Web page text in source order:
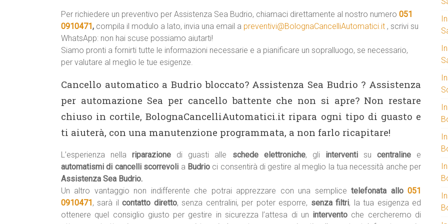
Per richiedere un preventivo per Assistenza Sea Budrio, chiamaci direttamente al nostro numero 051
0910471, compila il modulo a lato, invia una email a preventivi@BolognaCancelliAutomatici.it , scrivi su
WhatsApp: non hai scuse possiamo aiutarti!
Siamo pronti a fornirti tutte le informazioni necessarie e a pianificare un sopralluogo, se necessario,
per valutare al meglio le tue esigenze.
Cancello automatico a Budrio bloccato? Assistenza Sea Budrio ? Assistenza
per automazione Sea per cancello battente che non si apre? Non restare
chiuso in cortile, BolognaCancelliAutomatici.it ripara ogni tipo di guasto e
ti aiuterà, con una manutenzione programmata, a non farlo ricapitare!
L’esperienza nellariparazione di guasti alle schede elettroniche, gli interventisu centralinee
automatismi di cancelli scorrevoli a Budrio ci consentirà di gestire al meglio la tua necessità anche per
Assistenza Sea Budrio.
Un altro vantaggio non indifferente che potrai apprezzare con una semplicetelefonata allo051
0910471, sarà ilcontatto diretto, senza centralini, per poter esporre, senza filtri, la tua esigenza ed
ottenere quel consiglio giusto per gestire in sicurezza l’attesa di un intervento che cercheremo di